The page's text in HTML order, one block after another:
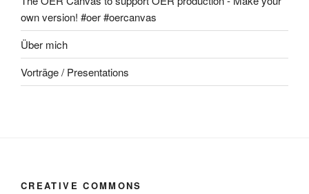
own version! #oer #oercanvas
Über mich
Vorträge / Presentations
CREATIVE COMMONS